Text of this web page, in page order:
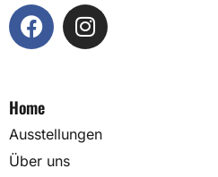
Home
Ausstellungen
Über uns